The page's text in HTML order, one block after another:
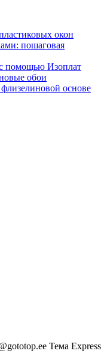
окон
пошаговая
помощью Изоплат
обои
основе
Тема Express